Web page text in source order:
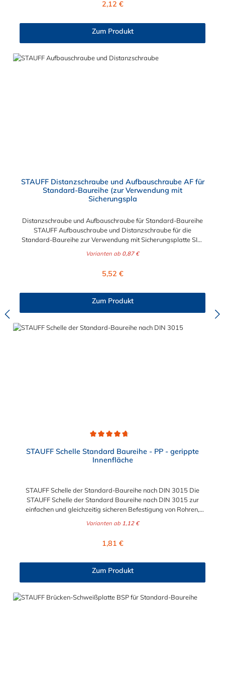
2,12 €
Zum Produkt
STAUFF Distanzschraube und Aufbauschraube AF für
Standard-Baureihe (zur Verwendung mit
Sicherungspla
Distanzschraube und Aufbauschraube für Standard-Baureihe
STAUFF Aufbauschraube und Distanzschraube für die
Standard-Baureihe zur Verwendung mit Sicherungsplatte SIG.
Distanzschraube ist zwischen verzinkten Stahl und Edelstahl
Varianten ab 0,87 €
Regulärer Preis:
5,52 €
Zum Produkt
STAUFF Schelle Standard Baureihe - PP - gerippte
Innenfläche
STAUFF Schelle der Standard-Baureihe nach DIN 3015 Die
STAUFF Schelle der Standard Baureihe nach DIN 3015 zur
einfachen und gleichzeitig sicheren Befestigung von Rohren,
STAUFF Schelle nach DIN 3015 ist Polypropylen (PP). Passende
Varianten ab 1,12 €
Regulärer Preis:
1,81 €
Zum Produkt